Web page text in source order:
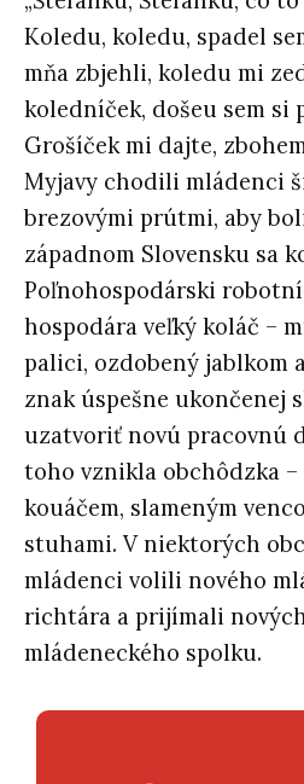
Koledu, koledu, spadel
mňa zbjehli, koledu mi
koledníček, došeu sem si
Grošíček mi dajte,
Myjavy chodili mládenci
brezovými prútmi, aby
západnom Slovensku sa
Poľnohospodárski
hospodára veľký koláč –
palici, ozdobený jablkom
znak úspešne ukončenej
uzatvoriť novú pracovnú
toho vznikla obchôdzka
kouáčem, slameným
stuhami. V niektorých
mládenci volili nového
richtára a prijímali
mládeneckého spolku.